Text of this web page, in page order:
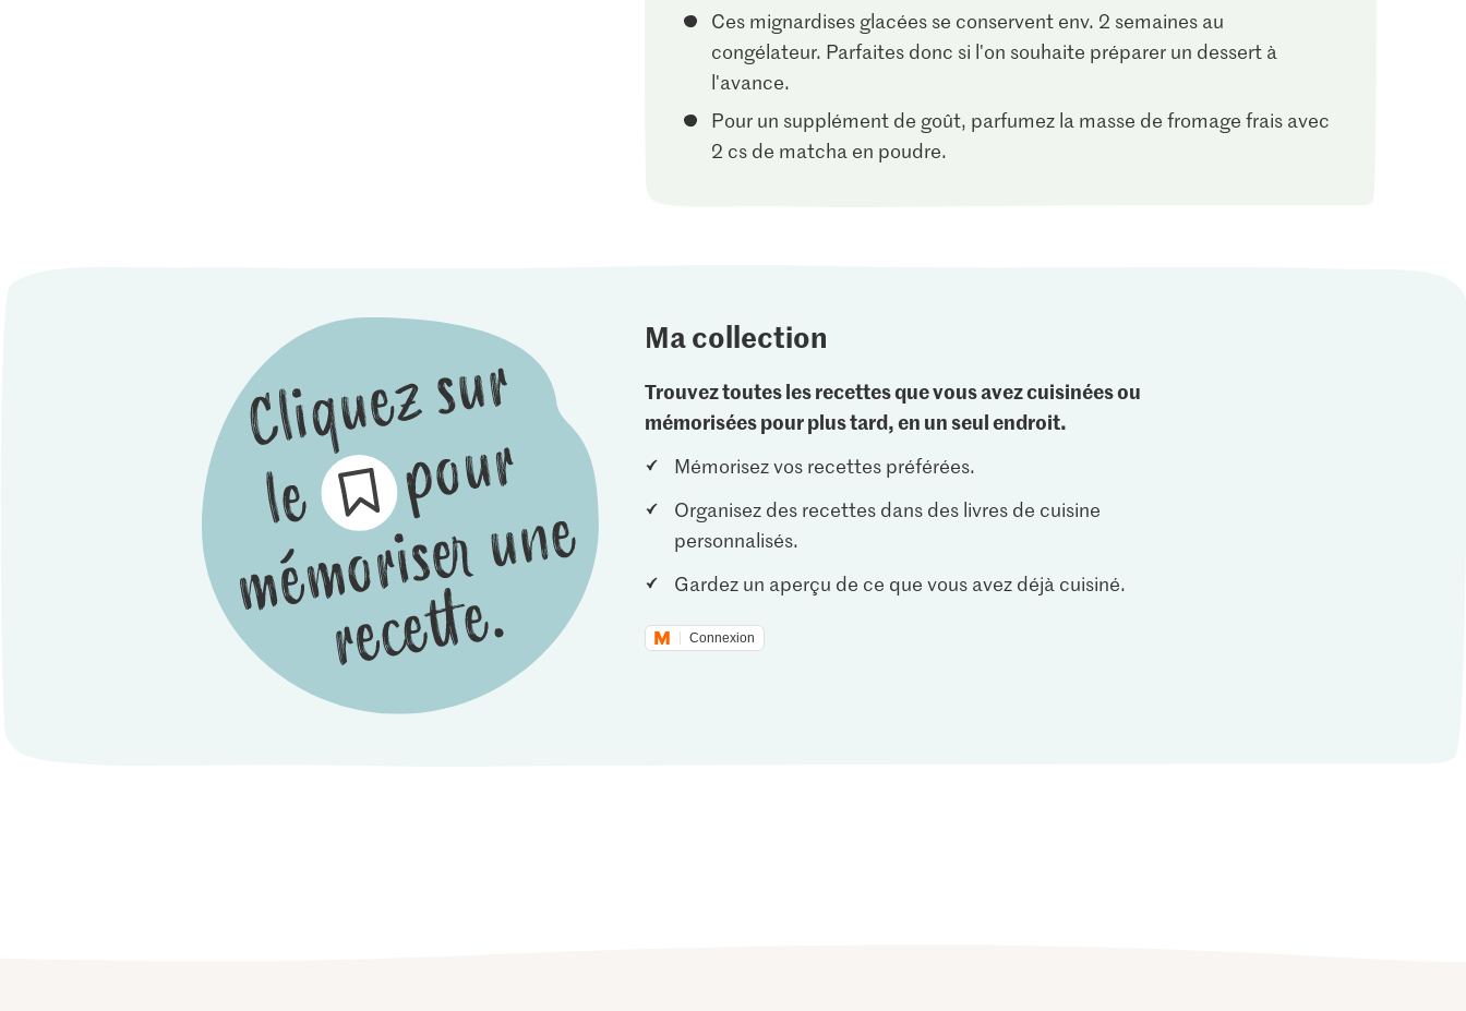
Ces mignardises glacées se conservent env. 2 semaines au
congélateur. Parfaites donc si l'on souhaite préparer un dessert à
l'avance.
Pour un supplément de goût, parfumez la masse de fromage frais avec
2 cs de matcha en poudre.
Ma collection
Trouvez toutes les recettes que vous avez cuisinées ou
mémorisées pour plus tard, en un seul endroit.
Mémorisez vos recettes préférées.
Organisez des recettes dans des livres de cuisine
personnalisés.
Gardez un aperçu de ce que vous avez déjà cuisiné.
Connexion